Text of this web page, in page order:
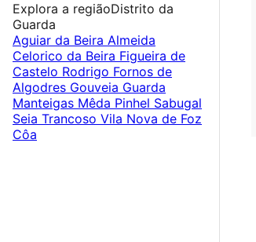
Explora a regiãoDistrito da
Guarda
Aguiar da Beira Almeida
Celorico da Beira Figueira de
Castelo Rodrigo Fornos de
Algodres Gouveia Guarda
Manteigas Mêda Pinhel Sabugal
Seia Trancoso Vila Nova de Foz
Côa